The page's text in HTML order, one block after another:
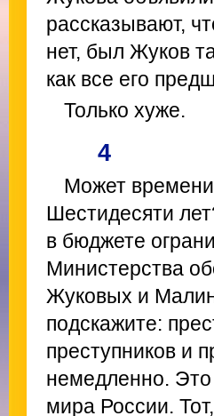
рассказывают,
нет, был Жуков
как все его
Только хуже.
4
Может
Шестидесяти
в бюджете
Министерства
Жуковых и
подскажите:
преступников и
немедленно. Это
мира России.